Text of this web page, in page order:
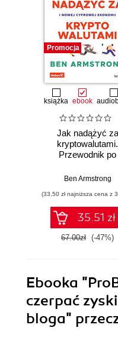
Promocja
książka ebook
Jak nadążyć za
kryptowalutami.
Przewodnik po
cyfrowej ekonomii
Ben Armstrong
(33,50 zł najniższa cena z
35.51 zł
67.00zł (-47%)
Ebooka
czerpać
bloga"